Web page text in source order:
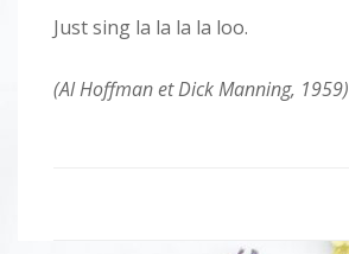
Just sing la la la la loo.
(Al Hoffman et Dick Manning, 1959)